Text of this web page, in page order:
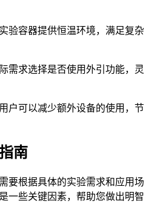
验容器提供恒温环境，满足复杂
需求选择是否使用外引功能，灵
户可以减少额外设备的使用，节
南
要根据具体的实验需求和应用场
一些关键因素，帮助您做出明智